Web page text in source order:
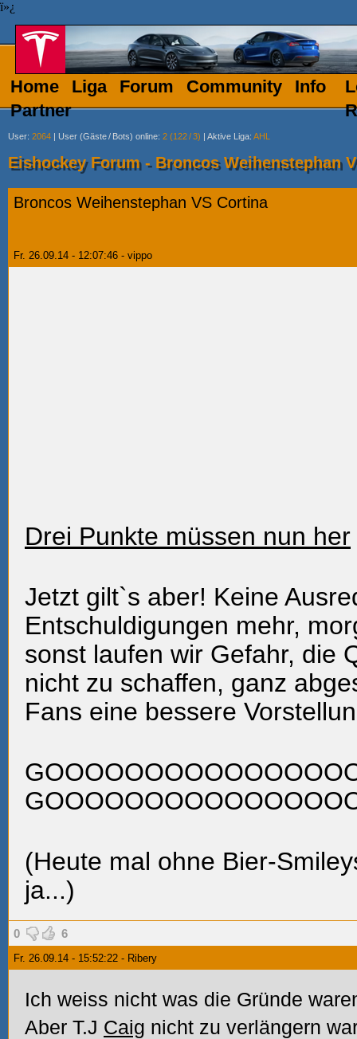
ï»¿
Home Liga Forum Community
Info
Partner
User: 2064 | User (Gäste/ Bots) online: 2 (122/3) | Aktive Liga: AHL
Eishockey Forum - Broncos Weihenstephan
Broncos Weihenstephan VS Cortina
Fr. 26.09.14 - 12:07:46 - vippo
Drei Punkte müssen nun her
Jetzt gilt`s aber! Keine
Entschuldigungen mehr,
sonst laufen wir Gefahr, die
nicht zu schaffen, ganz
Fans eine bessere
(Heute mal ohne Bier-
ja...)
0 6
Fr. 26.09.14 - 15:52:22 - Ribery
Ich weiss nicht was die Gründe
Aber T.J Caig nicht zu verlängern